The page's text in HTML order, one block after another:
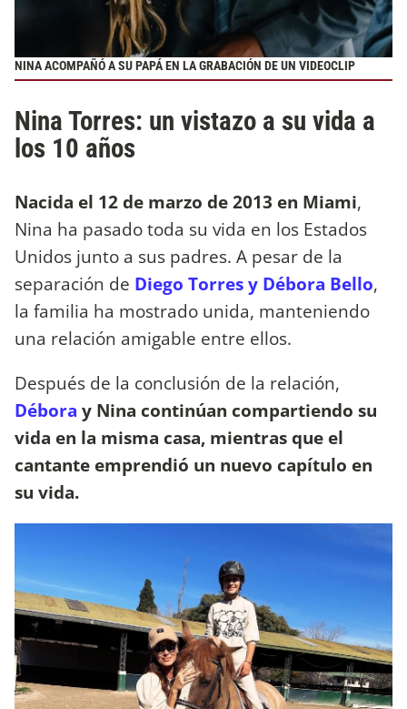
NINA ACOMPAÑÓ A SU PAPÁ EN LA GRABACIÓN DE UN VIDEOCLIP
Nina Torres: un vistazo a su vida a
los 10 años
Nacida el 12 de marzo de 2013 en Miami,
Nina ha pasado toda su vida en los Estados
Unidos junto a sus padres. A pesar de la
separación de Diego Torres y Débora Bello,
la familia ha mostrado unida, manteniendo
una relación amigable entre ellos.
Después de la conclusión de la relación,
Débora y Nina continúan compartiendo su
vida en la misma casa, mientras que el
cantante emprendió un nuevo capítulo en
su vida.